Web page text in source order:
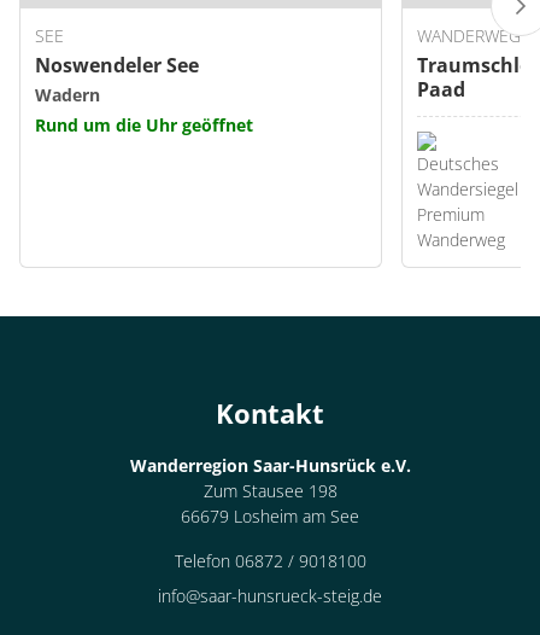
SEE
Noswendeler See
Wadern
Rund um die Uhr geöffnet
WANDERWEG
Paad
Kontakt
Wanderregion Saar-Hunsrück e.V.
Zum Stausee 198
66679 Losheim am See
Telefon 06872 / 9018100
info@saar-hunsrueck-steig.de